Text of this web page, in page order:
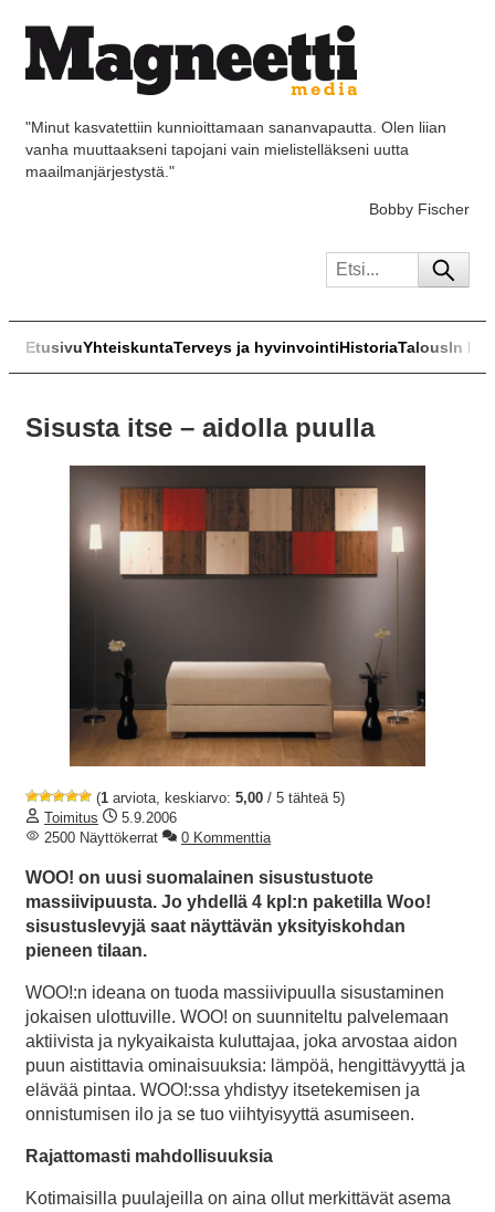
"Minut kasvatettiin kunnioittamaan sananvapautta. Olen liian
vanha muuttaakseni tapojani vain mielistelläkseni uutta
maailmanjärjestystä."
Bobby Fischer
EtusivuYhteiskuntaTerveys ja hyvinvointiHistoriaTalousIn
Sisusta itse – aidolla puulla
(1 arviota, keskiarvo: 5,00 / 5 tähteä 5)
Toimitus
5.9.2006
2500 Näyttökerrat
0 Kommenttia
WOO! on uusi suomalainen sisustustuote
massiivipuusta. Jo yhdellä 4 kpl:n paketilla Woo!
sisustuslevyjä saat näyttävän yksityiskohdan
pieneen tilaan.
WOO!:n ideana on tuoda massiivipuulla sisustaminen
jokaisen ulottuville. WOO! on suunniteltu palvelemaan
aktiivista ja nykyaikaista kuluttajaa, joka arvostaa aidon
puun aistittavia ominaisuuksia: lämpöä, hengittävyyttä ja
elävää pintaa. WOO!:ssa yhdistyy itsetekemisen ja
onnistumisen ilo ja se tuo viihtyisyyttä asumiseen.
Rajattomasti mahdollisuuksia
Kotimaisilla puulajeilla on aina ollut merkittävät asema